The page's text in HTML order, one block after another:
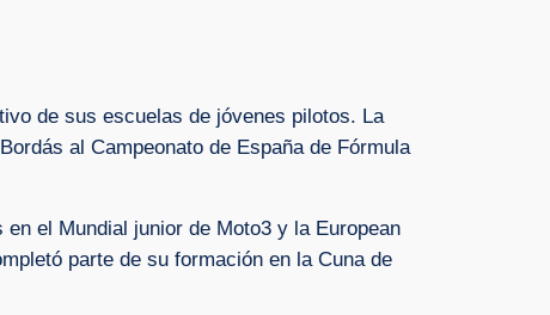
de sus escuelas de jóvenes pilotos. La
al Campeonato de España de Fórmula
el Mundial junior de Moto3 y la European
parte de su formación en la Cuna de